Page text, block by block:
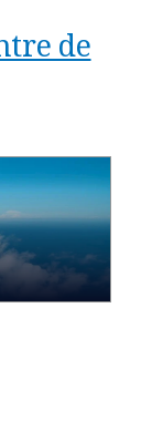
de